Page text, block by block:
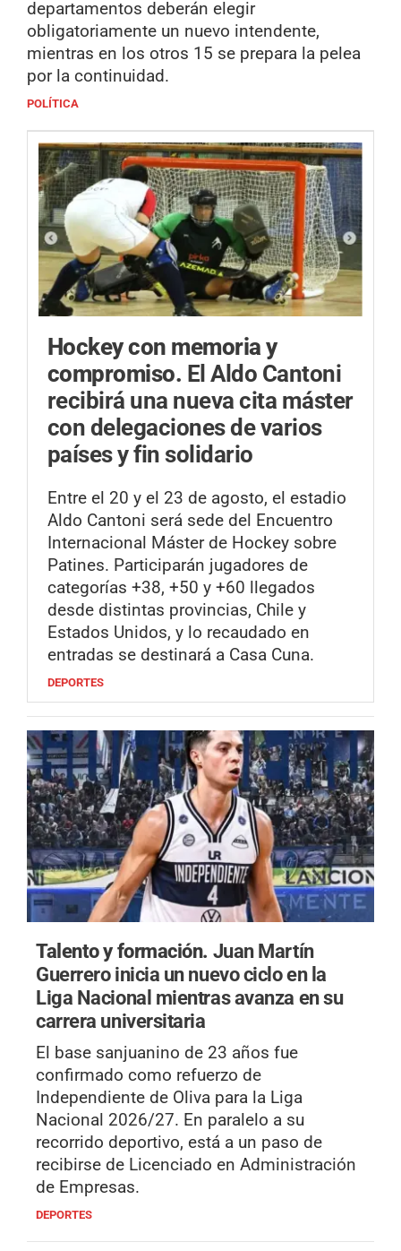
departamentos deberán elegir
obligatoriamente un nuevo intendente,
mientras en los otros 15 se prepara la pelea
por la continuidad.
POLÍTICA
Hockey con memoria y
compromiso. El Aldo Cantoni
recibirá una nueva cita máster
con delegaciones de varios
países y fin solidario
Entre el 20 y el 23 de agosto, el estadio
Aldo Cantoni será sede del Encuentro
Internacional Máster de Hockey sobre
Patines. Participarán jugadores de
categorías +38, +50 y +60 llegados
desde distintas provincias, Chile y
Estados Unidos, y lo recaudado en
entradas se destinará a Casa Cuna.
DEPORTES
Talento y formación. Juan Martín
Guerrero inicia un nuevo ciclo en la
Liga Nacional mientras avanza en su
carrera universitaria
El base sanjuanino de 23 años fue
confirmado como refuerzo de
Independiente de Oliva para la Liga
Nacional 2026/27. En paralelo a su
recorrido deportivo, está a un paso de
recibirse de Licenciado en Administración
de Empresas.
DEPORTES